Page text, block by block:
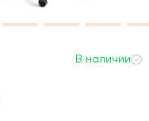
В наличии